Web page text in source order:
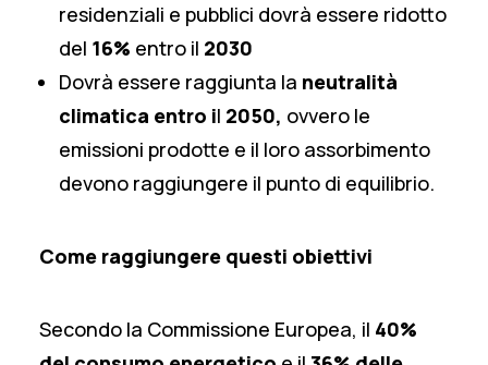
residenziali e pubblici dovrà essere ridotto
del 16% entro il 2030
Dovrà essere raggiunta la neutralità
climatica entro il 2050, ovvero le
emissioni prodotte e il loro assorbimento
devono raggiungere il punto di equilibrio.
Come raggiungere questi obiettivi
Secondo la Commissione Europea, il 40%